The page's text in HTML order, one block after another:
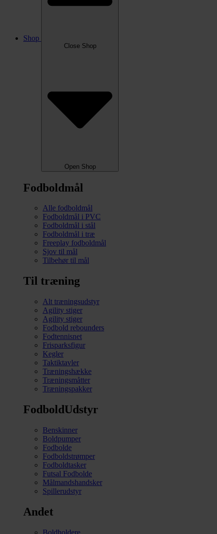
Shop
Close Shop
Open Shop
Fodboldmål
Alle fodboldmål
Fodboldmål i PVC
Fodboldmål i stål
Fodboldmål i træ
Freeplay fodboldmål
Sjov til mål
Tilbehør til mål
Til træning
Alt træningsudstyr
Agility stiger
Agility stiger
Fodbold rebounders
Fodtennisnet
Frisparksfigur
Kegler
Taktiktavler
Træningshække
Træningsmåtter
Træningspakker
FodboldUdstyr
Benskinner
Boldpumper
Fodbolde
Fodboldstrømper
Fodboldtasker
Futsal Fodbolde
Målmandshandsker
Spillerudstyr
Andet
Boldholdere